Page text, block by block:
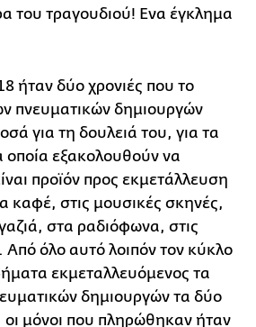
του τραγουδιού! Ενα έγκλημα
ήταν δύο χρονιές που το
πνευματικών δημιουργών
για τη δουλειά του, για τα
οποία εξακολουθούν να
προϊόν προς εκμετάλλευση
καφέ, στις μουσικές σκηνές,
στα ραδιόφωνα, στις
Από όλο αυτό λοιπόν τον κύκλο
εκμεταλλευόμενος τα
δημιουργών τα δύο
οι μόνοι που πληρώθηκαν ήταν